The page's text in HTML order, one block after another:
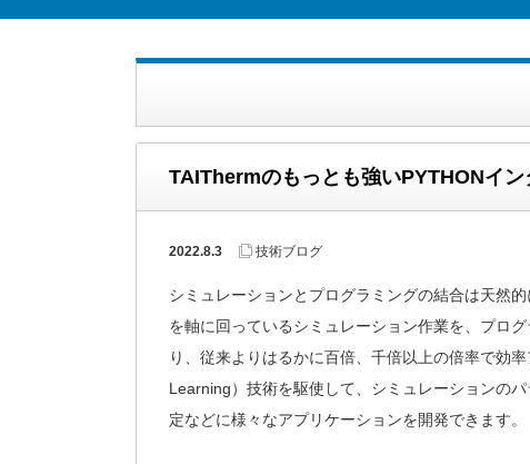
TAIThermのもっとも強いPYTHONイ
2022.8.3 技術ブログ
シミュレーションとプログラミングの結合は天然
を軸に回っているシミュレーション作業を、プロ
り、従来よりはるかに百倍、千倍以上の倍率で効
Learning）技術を駆使して、シミュレーションの
定などに様々なアプリケーションを開発できます。